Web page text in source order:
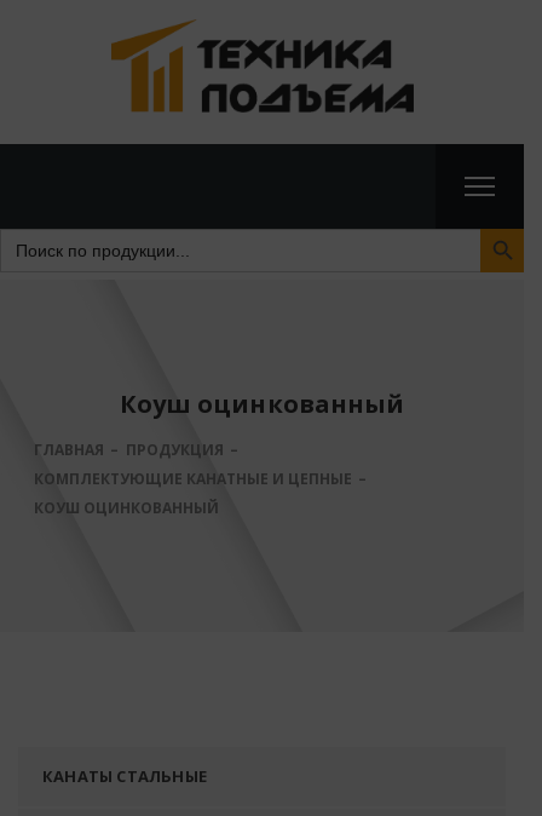
Search
for:
Search Button
Коуш оцинкованный
ГЛАВНАЯ
ПРОДУКЦИЯ
КОМПЛЕКТУЮЩИЕ КАНАТНЫЕ И ЦЕПНЫЕ
КОУШ ОЦИНКОВАННЫЙ
КАНАТЫ СТАЛЬНЫЕ